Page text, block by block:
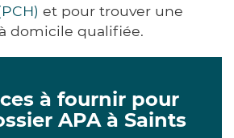
et pour trouver une
domicile qualifiée.
à fournir pour
APA à Saints